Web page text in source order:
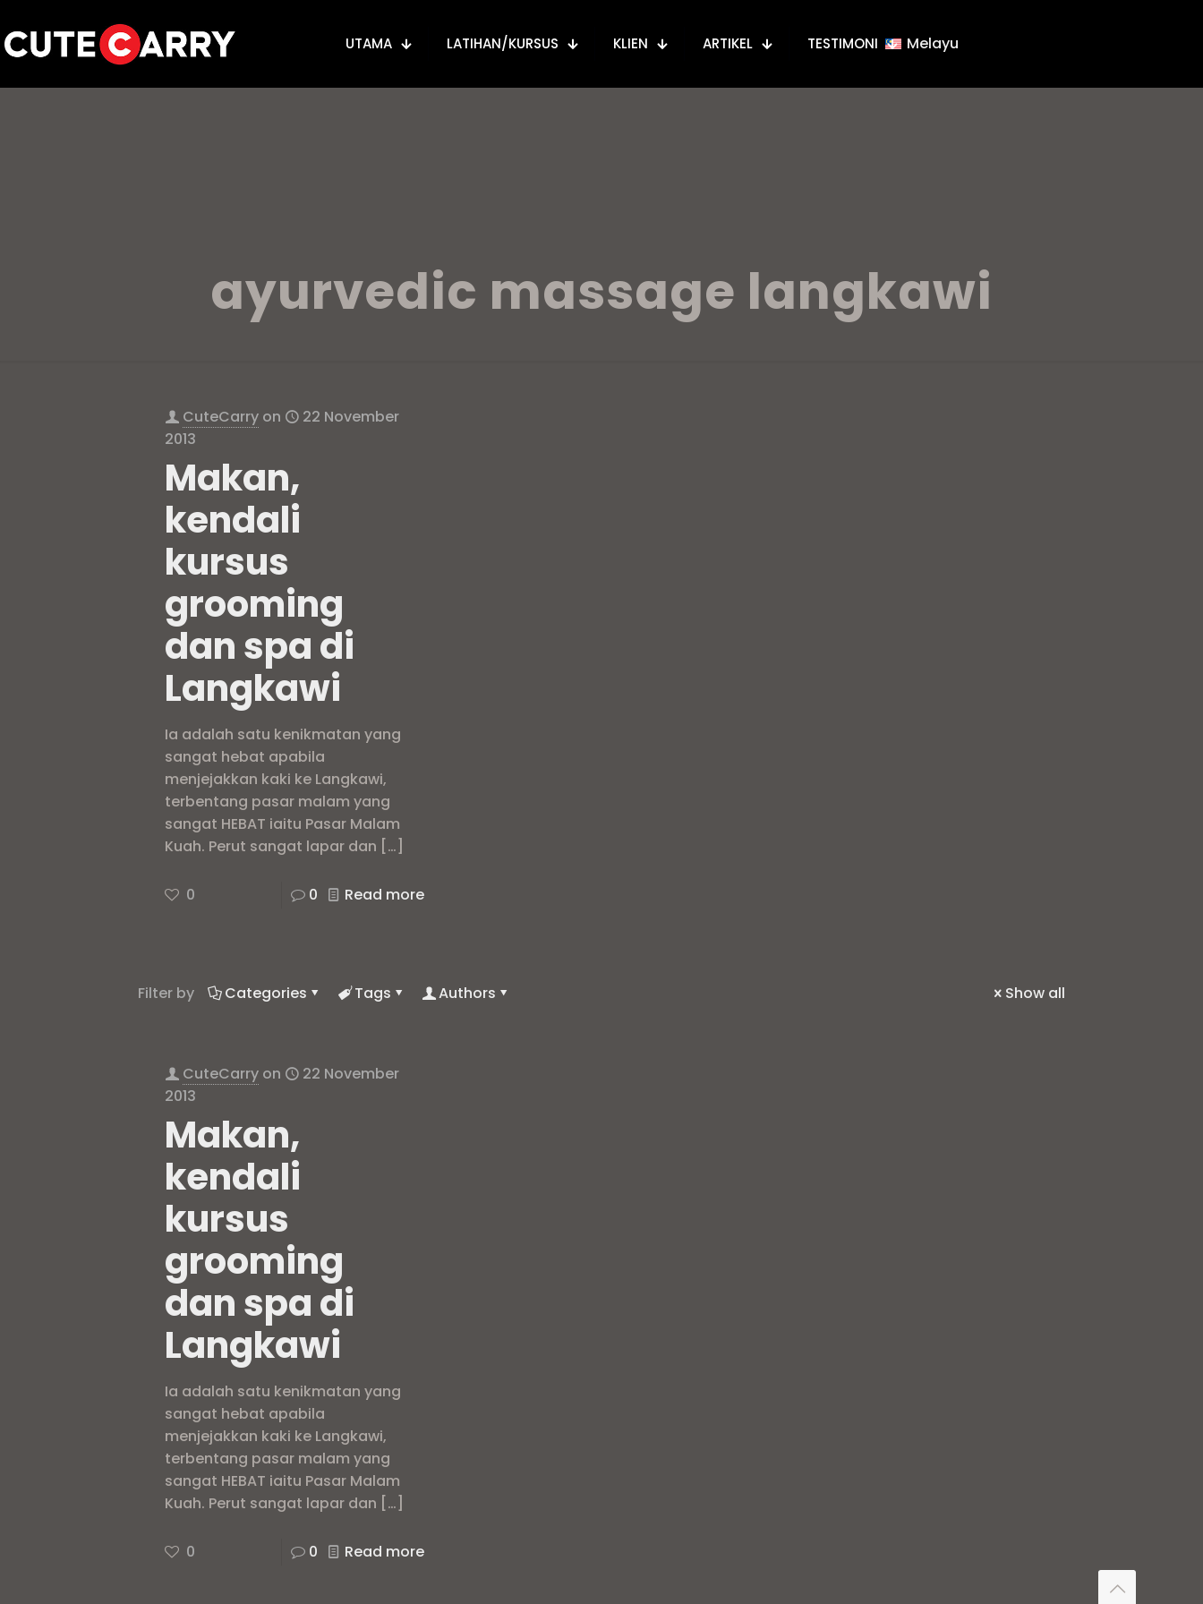
UTAMA LATIHAN/KURSUS KLIEN ARTIKEL TESTIMONI Melayu
ayurvedic massage langkawi
CuteCarry on
22 November
2013
Makan,
kendali
kursus
grooming
dan spa di
Langkawi
Ia adalah satu kenikmatan yang
sangat hebat apabila
menjejakkan kaki ke Langkawi,
terbentang pasar malam yang
sangat HEBAT iaitu Pasar Malam
Kuah. Perut sangat lapar dan […]
0 0 Read more
Filter by Categories Tags Authors Show all
CuteCarry on
22 November
2013
Makan,
kendali
kursus
grooming
dan spa di
Langkawi
Ia adalah satu kenikmatan yang
sangat hebat apabila
menjejakkan kaki ke Langkawi,
terbentang pasar malam yang
sangat HEBAT iaitu Pasar Malam
Kuah. Perut sangat lapar dan […]
0 0 Read more